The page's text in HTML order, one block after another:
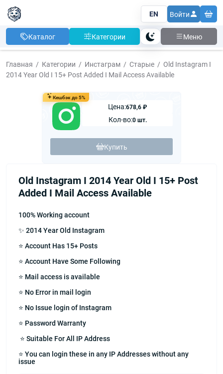
EN Войти
Каталог Категории Тема Меню
Главная Категории Инстаграм Старые
Old Instagram I
2014 Year Old I 15+ Post Added I Mail Access Available
Кешбэк до 5%
Цена:678,6 ₽
Кол-во:0 шт.
Купить
Old Instagram I 2014 Year Old I 15+ Post
Added I Mail Access Available
100% Working account
✨ 2014 Year Old Instagram
⭐ Account Has 15+ Posts
⭐ Account Have Some Following
⭐ Mail access is available
⭐ No Error in mail login
⭐ No Issue login of Instagram
⭐ Password Warranty
⭐ Suitable For All IP Address
⭐ You can login these in any IP Addresses without any
issue